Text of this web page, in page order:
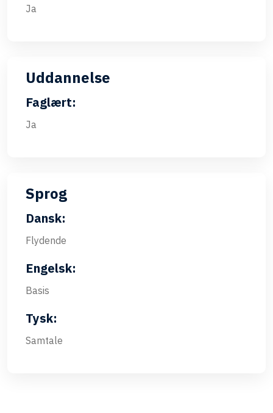
Ja
Uddannelse
Faglært:
Ja
Sprog
Dansk:
Flydende
Engelsk:
Basis
Tysk:
Samtale